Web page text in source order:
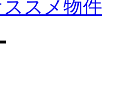
スメ物件